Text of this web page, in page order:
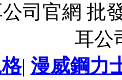
司官網 批
耳公
| 漫威鋼力